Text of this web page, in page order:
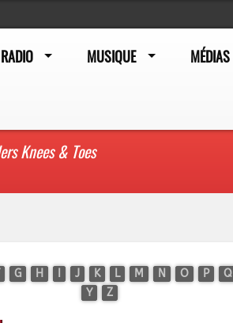
RADIO MUSIQUE MÉDIAS
Knees & Toes
G H J K L M N O P Q
Y
Z